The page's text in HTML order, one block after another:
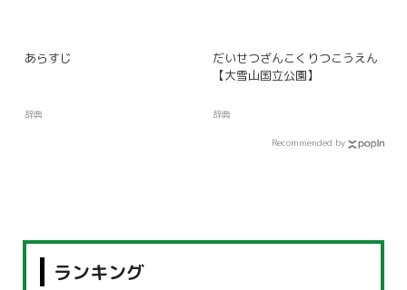
あらすじ
辞典
だいせつざんこくりつこうえん
【大雪山国立公園】
辞典
Recommended by
ランキング